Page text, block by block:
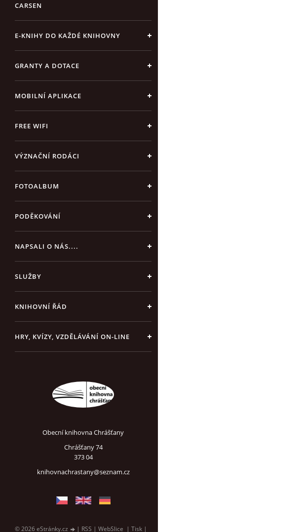
CARSEN
E-KNIHY DO KAŽDÉ KNIHOVNY
GRANTY A DOTACE
MOBILNÍ APLIKACE
FREE WIFI
VÝZNAČNÍ RODÁCI
FOTOALBUM
PODĚKOVÁNÍ
NAPSALI O NÁS....
SLUŽBY
KNIHOVNÍ ŘÁD
HRY, KVÍZY, VZDĚLÁVÁNÍ ON-LINE
Obecní knihovna Chrášťany
Chrášťany 74
373 04
knihovnachrastany@seznam.cz
© 2026 eStránky.cz | RSS | WebSlice | Tisk |